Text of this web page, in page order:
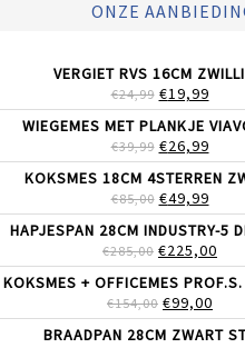
ONZE
VERGIET RVS 16CM
€24,99
PRIJS
WAS:
€24,99.
€19,99
IS:
WIEGEMES MET PLANKJE
€39,99
PRIJS
WAS:
€39,99.
€26,99
IS:
KOKSMES 18CM 4STERREN
€85,00
PRIJS
WAS:
€85,00.
€49,99
IS:
HAPJESPAN 28CM INDUSTRY-5
€285,00
PRIJS
WAS:
€285,00.
€225,00
IS:
KOKSMES + OFFICEMES
€154,00
PRIJS
WAS:
€99,00
IS:
BRAADPAN 28CM ZWART